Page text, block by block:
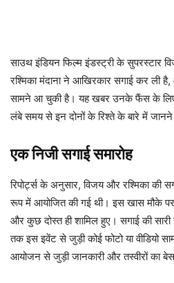
साउथ इंडियन फिल्म इंडस्ट्री के सुपरस्टार
रश्मिका मंदाना ने आखिरकार सगाई कर ली
सामने आ चुकी है। यह खबर उनके फैंस के लिए
लंबे समय से इन दोनों के रिश्ते के बारे में
एक निजी सगाई समारोह
रिपोर्ट्स के अनुसार, विजय और रश्मिका की
रूप में आयोजित की गई थी। इस खास मौके
और कुछ दोस्त ही शामिल हुए। सगाई की
तक इस इवेंट से जुड़ी कोई फोटो या वीडियो
आयोजन से जुड़ी जानकारी और तस्वीरों का